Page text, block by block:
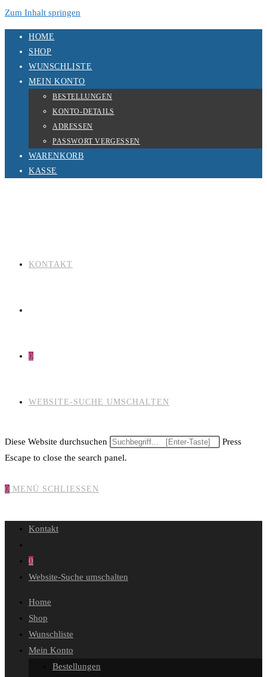
Zum Inhalt springen
HOME
SHOP
WUNSCHLISTE
MEIN KONTO
BESTELLUNGEN
KONTO-DETAILS
ADRESSEN
PASSWORT VERGESSEN
WARENKORB
KASSE
KONTAKT
0
WEBSITE-SUCHE UMSCHALTEN
Diese Website durchsuchen
Press
Escape to close the search panel.
0 MENÜ SCHLIESSEN
Kontakt
0
Website-Suche umschalten
Home
Shop
Wunschliste
Mein Konto
Bestellungen